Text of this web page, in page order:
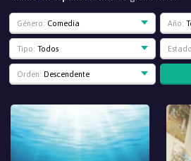
Género: Comedia Año:
Tipo: Todos
Orden: Descendente